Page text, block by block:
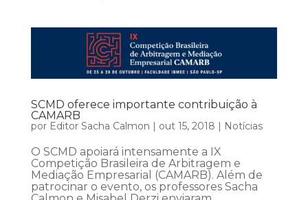
SCMD oferece importante contribuição à
CAMARB
por Editor Sacha Calmon out 15, 2018 Notícias
O SCMD apoiará intensamente a IX
Competição Brasileira de Arbitragem e
Mediação Empresarial (CAMARB). Além de
patrocinar o evento, os professores Sacha